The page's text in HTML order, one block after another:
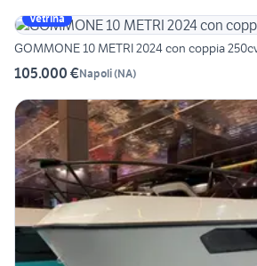
Vetrina
105.000 €Napoli(NA)